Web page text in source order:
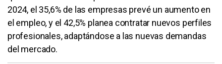
2024, el 35,6% de las empresas prevé un aumento en
el empleo, y el 42,5% planea contratar nuevos perfiles
profesionales, adaptándose a las nuevas demandas
del mercado.